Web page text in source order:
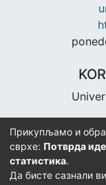
Прикупљамо и
сврхе: Потврда
статистика.
Да бисте сазнали